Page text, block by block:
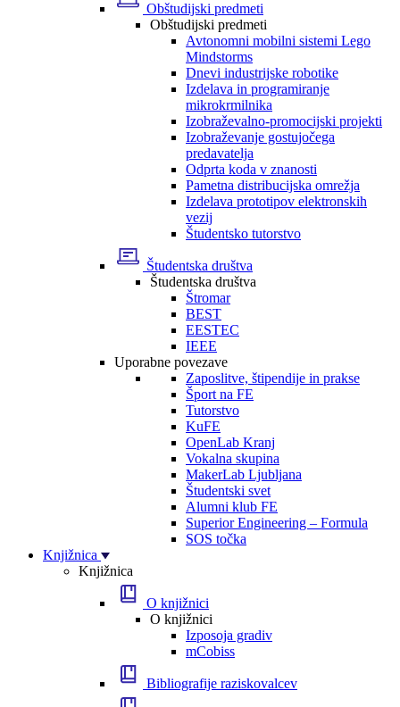
Obštudijski predmeti
Obštudijski predmeti
Avtonomni mobilni sistemi Lego
Mindstorms
Dnevi industrijske robotike
Izdelava in programiranje
mikrokrmilnika
Izobraževalno-promocijski projekti
Izobraževanje gostujočega
predavatelja
Odprta koda v znanosti
Pametna distribucijska omrežja
Izdelava prototipov elektronskih
vezij
Študentsko tutorstvo
Študentska društva
Študentska društva
Štromar
BEST
EESTEC
IEEE
Uporabne povezave
Zaposlitve, štipendije in prakse
Šport na FE
Tutorstvo
KuFE
OpenLab Kranj
Vokalna skupina
MakerLab Ljubljana
Študentski svet
Alumni klub FE
Superior Engineering – Formula
SOS točka
Knjižnica
Knjižnica
O knjižnici
O knjižnici
Izposoja gradiv
mCobiss
Bibliografije raziskovalcev